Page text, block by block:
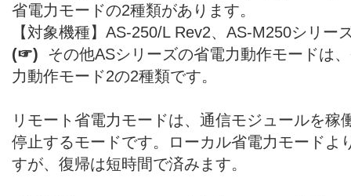
省電力モードの2種類があります。
【対象機種】AS-250/L Rev2、AS-M250シリー
(☞) その他ASシリーズの省電力動作モードは
力動作モード2の2種類です。
リモート省電力モードは、通信モジュールを稼
停止するモードです。ローカル省電力モードよ
すが、復帰は短時間で済みます。